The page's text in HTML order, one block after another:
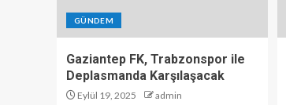
GÜNDEM
Gaziantep FK, Trabzonspor ile
Deplasmanda Karşılaşacak
Eylül 19, 2025 admin